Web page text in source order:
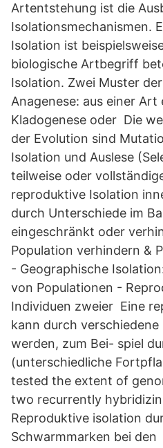
Artentstehung ist die
Isolationsmechanismen.
Isolation ist
biologische Artbegriff
Isolation. Zwei Muster
Anagenese: aus einer
Kladogenese oder Die
der Evolution sind
Isolation und Auslese
teilweise oder
reproduktive Isolation
durch Unterschiede im
eingeschränkt oder
Population verhindern &
- Geographische
von Populationen -
Individuen zweier Eine
kann durch
werden, zum Bei- spiel
(unterschiedliche
tested the extent of
two recurrently
Reproduktive isolation
Schwarmmarken bei den